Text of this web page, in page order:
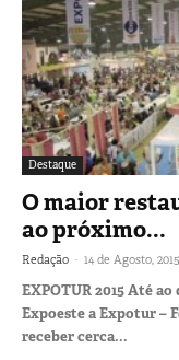
Destaque
O maior
ao próximo...
Redação - 14 de Agosto, 2015
EXPOTUR 2015 Até
Expoeste a Expotur –
receber cerca...